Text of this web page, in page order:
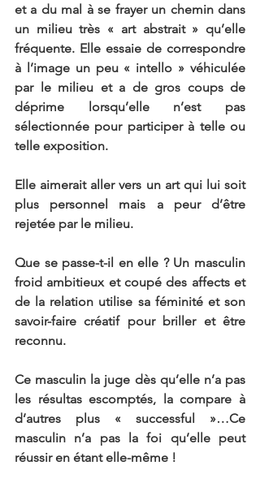
et a du mal à se frayer un chemin dans
un milieu très « art abstrait » qu’elle
fréquente. Elle essaie de correspondre
à l’image un peu « intello » véhiculée
par le milieu et a de gros coups de
déprime lorsqu’elle n’est pas
sélectionnée pour participer à telle ou
telle exposition.
Elle aimerait aller vers un art qui lui soit
plus personnel mais a peur d’être
rejetée par le milieu.
Que se passe-t-il en elle ? Un masculin
froid ambitieux et coupé des affects et
de la relation utilise sa féminité et son
savoir-faire créatif pour briller et être
reconnu.
Ce masculin la juge dès qu’elle n’a pas
les résultas escomptés, la compare à
d’autres plus « successful »…Ce
masculin n’a pas la foi qu’elle peut
réussir en étant elle-même !